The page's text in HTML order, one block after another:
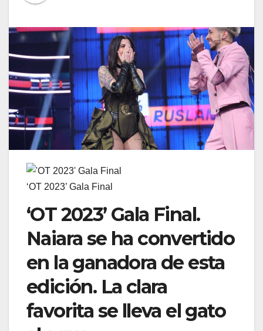
‘OT 2023’ Gala Final
‘OT 2023’ Gala Final.
Naiara se ha convertido
en la ganadora de esta
edición. La clara
favorita se lleva el gato